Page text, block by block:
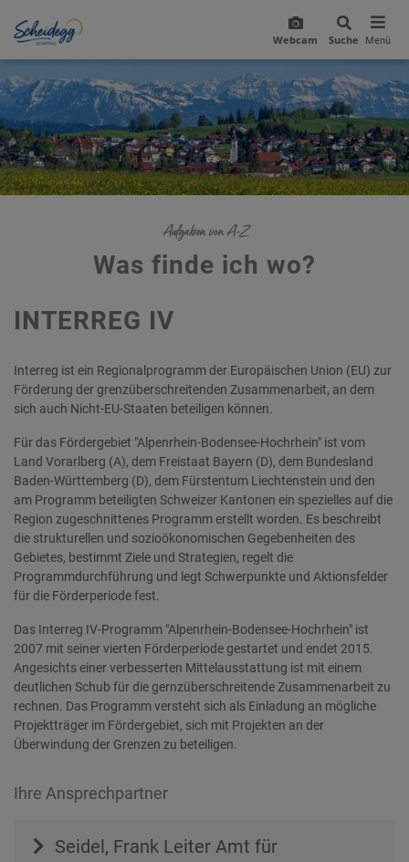
Webcam Suche Menü
Aufgaben von A-Z
Was finde ich wo?
INTERREG IV
Interreg ist ein Regionalprogramm der Europäischen Union (EU) zur
Förderung der grenzüberschreitenden Zusammenarbeit, an dem
sich auch Nicht-EU-Staaten beteiligen können.
Für das Fördergebiet "Alpenrhein-Bodensee-Hochrhein" ist vom
Land Vorarlberg (A), dem Freistaat Bayern (D), dem Bundesland
Baden-Württemberg (D), dem Fürstentum Liechtenstein und den
am Programm beteiligten Schweizer Kantonen ein spezielles auf die
Region zugeschnittenes Programm erstellt worden. Es beschreibt
die strukturellen und sozioökonomischen Gegebenheiten des
Gebietes, bestimmt Ziele und Strategien, regelt die
Programmdurchführung und legt Schwerpunkte und Aktionsfelder
für die Förderperiode fest.
Das Interreg IV-Programm "Alpenrhein-Bodensee-Hochrhein" ist
2007 mit seiner vierten Förderperiode gestartet und endet 2015.
Angesichts einer verbesserten Mittelausstattung ist mit einem
deutlichen Schub für die gernzüberschreitende Zusammenarbeit zu
rechnen. Das Programm versteht sich als Einladung an mögliche
Projektträger im Fördergebiet, sich mit Projekten an der
Überwindung der Grenzen zu beteiligen.
Ihre Ansprechpartner
Seidel, Frank Leiter Amt für